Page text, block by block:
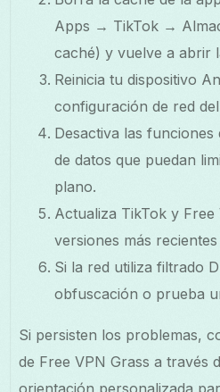
Apps → TikTok →
caché) y vuelve a abrir
Reinicia tu dispositivo
configuración de red del
Desactiva las
de datos que puedan
plano.
Actualiza TikTok y Free
versiones más
Si la red utiliza filtrado
obfuscación o prueba
Si persisten los problemas,
de Free VPN Grass a través
orientación personalizada